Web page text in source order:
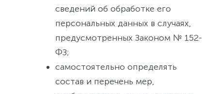
сведений об обработке его
персональных данных в случаях,
предусмотренных Законом № 152-
ФЗ;
самостоятельно определять
состав и перечень мер,